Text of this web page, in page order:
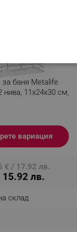
баня Metalife
нива, 11x24x30 см,
вариация
€ / 17.92 лв.
лв.
склад